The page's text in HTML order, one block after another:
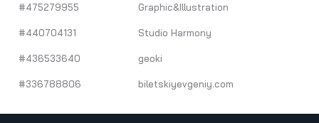
#475279955 Graphic&Illustration
#440704131 Studio Harmony
#436533640 geoki
#336788806 biletskiyevgeniy.com